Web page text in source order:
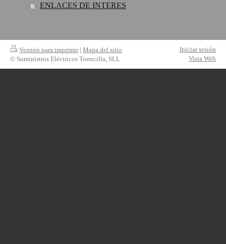
ENLACES DE INTERES
Versión para imprimir | Mapa del sitio
© Suministros Eléctricos Torrecilla, SLL
Iniciar sesión
Vista Web